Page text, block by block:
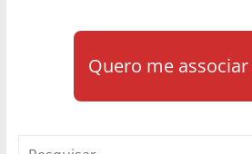
Quero me associar